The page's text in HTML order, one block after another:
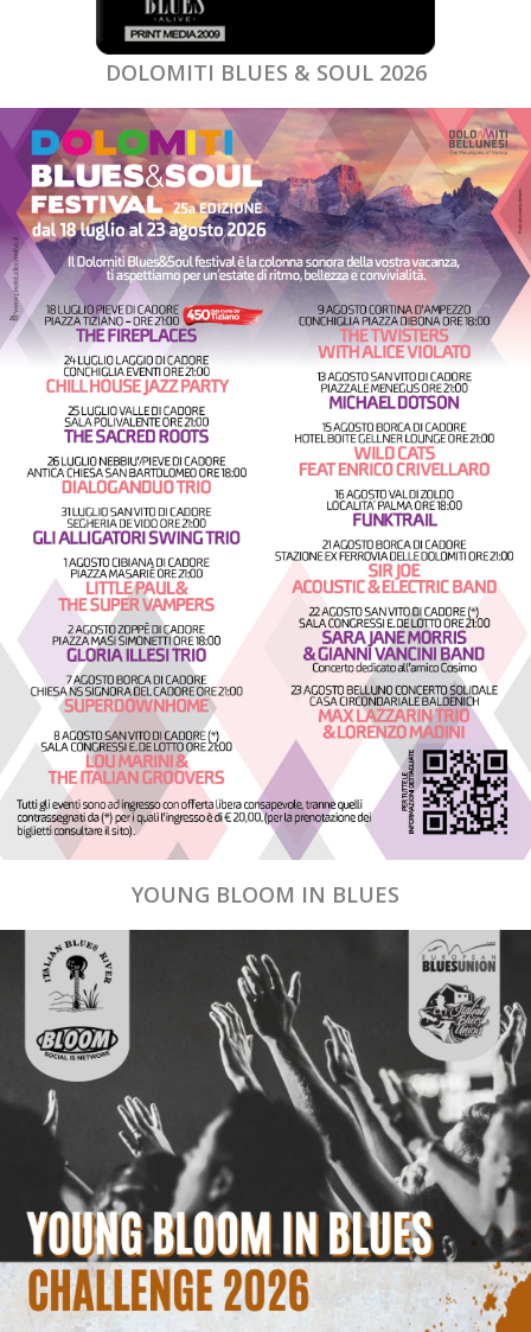
DOLOMITI BLUES & SOUL 2026
YOUNG BLOOM IN BLUES